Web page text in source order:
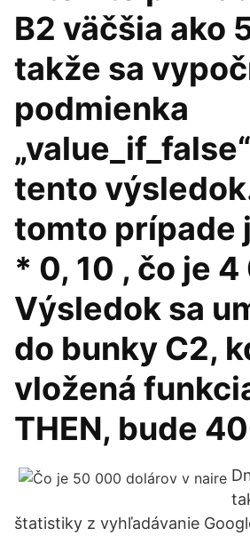
B2 väčšia ako
takže sa
podmienka
tento
tomto prípade
* 0, 10 , čo je
Výsledok sa
do bunky C2,
vložená
THEN, bude
štatistiky z vyhľadávanie